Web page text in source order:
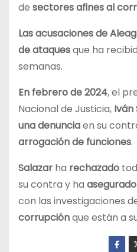
de sectores afines al
Las acusaciones de
de ataquesque ha
semanas.
En febrero de 2024, el
Nacional de Justicia, Iván
una denunciaen su
arrogación de funciones.
Salazar ha rechazado
su contra y ha asegurado
con las investigaciones
corrupciónque están a